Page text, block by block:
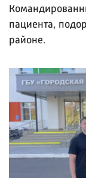
пациента,
районе.